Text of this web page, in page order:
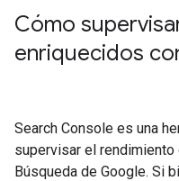
Cómo
enriquecidos
Search Console es una
supervisar el
Búsqueda de Google. Si